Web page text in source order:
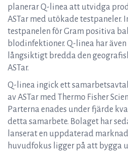
planerar Q-linea att utvidga
ASTar med utökade
testpanelen för Gram positiva
blodinfektioner. Q-linea har
långsiktigt bredda den
ASTar.
Q-linea ingick ett
av ASTar med Thermo Fisher
Parterna enades under fjärde
detta samarbete. Bolaget har
lanserat en uppdaterad
huvudfokus ligger på att bygga